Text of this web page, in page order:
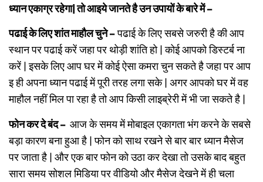
ध्यान एकाग्र रहेगा| तो आइये जानते है उन उपायों के बारे में –
पढाई के लिए शांत माहौल चुने –पढाई के लिए सबसे जरुरी है की आप
स्थान पर पढाई करें जहा पर थोड़ी शांति हो | कोई आपको डिस्टर्ब ना
करें | इसके लिए आप घर में कोई ऐसा कमरा चुन सकते है जहा पर आप
इ ही अपना ध्यान पढाई में पूरी तरह लगा सके | अगर आपको घर में वह
माहौल नहीं मिल पा रहा है तो आप किसी लाइब्रेरी में भी जा सकते है |
फोन कर दे बंद – आज के समय में मोबाइल एकागता भंग करने के सबसे
बड़ा कारण बना हुआ है | फोन को साथ रखने से बार बार ध्यान मैसेज
पर जाता है | और एक बार फोन को उठा कर देखा तो उसके बाद बहुत
सारा समय सोशल मिडिया पर वीडियो और मैसेज देखने में ही चला